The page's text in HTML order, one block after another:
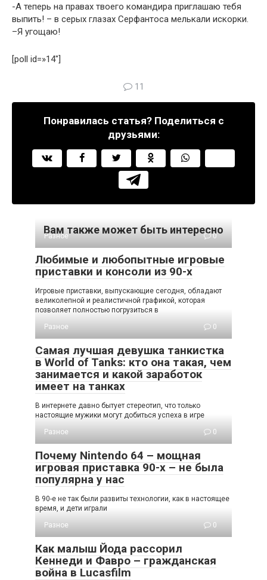
-А теперь на правах твоего командира приглашаю тебя
выпить! – в серых глазах Серфантоса мелькали искорки.
–Я угощаю!
[poll id=»14″]
11
Понравилась статья? Поделиться с
друзьями:
Вам также может быть интересно
Разное 0
Любимые и любопытные игровые
приставки и консоли из 90-х
Игровые приставки, выпускающие сегодня, обладают
великолепной и реалистичной графикой, которая
позволяет полностью погрузиться в
Разное
0
Самая лучшая девушка танкистка
в World of Tanks: кто она такая, чем
занимается и какой заработок
имеет на танках
В интернете давно бытует стереотип, что только
настоящие мужики могут добиться успеха в игре
Разное
0
Почему Nintendo 64 – мощная
игровая приставка 90-х – не была
популярна у нас
В 90-е не так были развиты технологии, как в настоящее
время, и дети играли
Разное
0
Как малыш Йода рассорил
Кеннеди и Фавро – гражданская
война в Lucasfilm